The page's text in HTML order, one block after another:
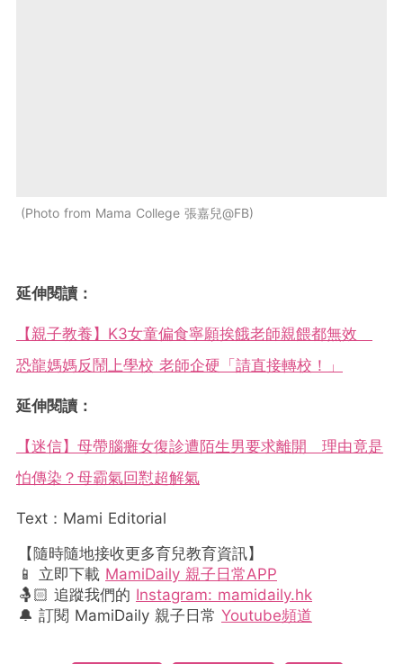
Photo from Mama College 張嘉兒@FB
延伸閱讀：
【親子教養】K3女童偏食寧願挨餓老師親餵都無效
恐龍媽媽反鬧上學校 老師企硬「請直接轉校！」
延伸閱讀：
【迷信】母帶腦癱女復診遭陌生男要求離開 理由竟是
怕傳染？母霸氣回懟超解氣
Text：Mami Editorial
【隨時隨地接收更多育兒教育資訊】
📱 立即下載 MamiDaily 親子日常APP
🤱🏻 追蹤我們的 Instagram: mamidaily.hk
🔔 訂閱 MamiDaily 親子日常 Youtube頻道